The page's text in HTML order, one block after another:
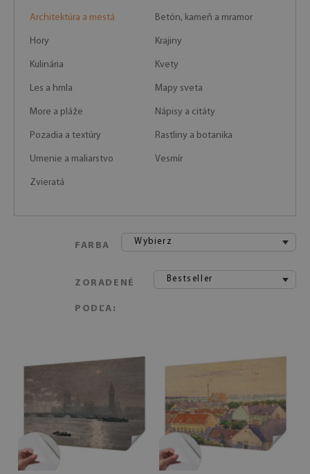
Architektúra a mestá Betón, kameň a mramor
Hory Krajiny
Kulinária Kvety
Les a hmla Mapy sveta
More a pláže Nápisy a citáty
Pozadia a textúry Rastliny a botanika
Umenie a maliarstvo Vesmír
Zvieratá
FARBA Wybierz
ZORADENÉ
PODĽA:
Bestseller